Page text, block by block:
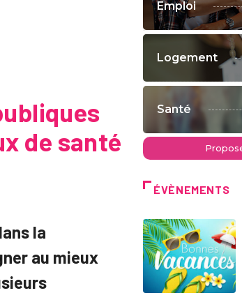
de santé
la
au mieux
Emploi
Logement
Santé
ÉVÈNEMENTS